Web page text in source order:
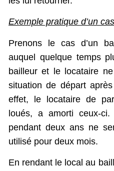
Exemple pratique d’un
Prenons le cas d’un
auquel quelque temps
bailleur et le locataire
situation de départ
effet, le locataire de
loués, a amorti ceux-
pendant deux ans ne
utilisé pour deux mois.
En rendant le local au